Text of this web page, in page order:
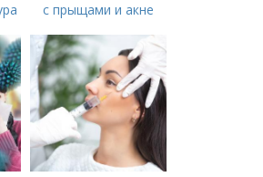
с прыщами и акне